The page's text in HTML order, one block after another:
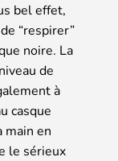
bel effet,
“respirer”
noire. La
de
à
casque
main en
le sérieux